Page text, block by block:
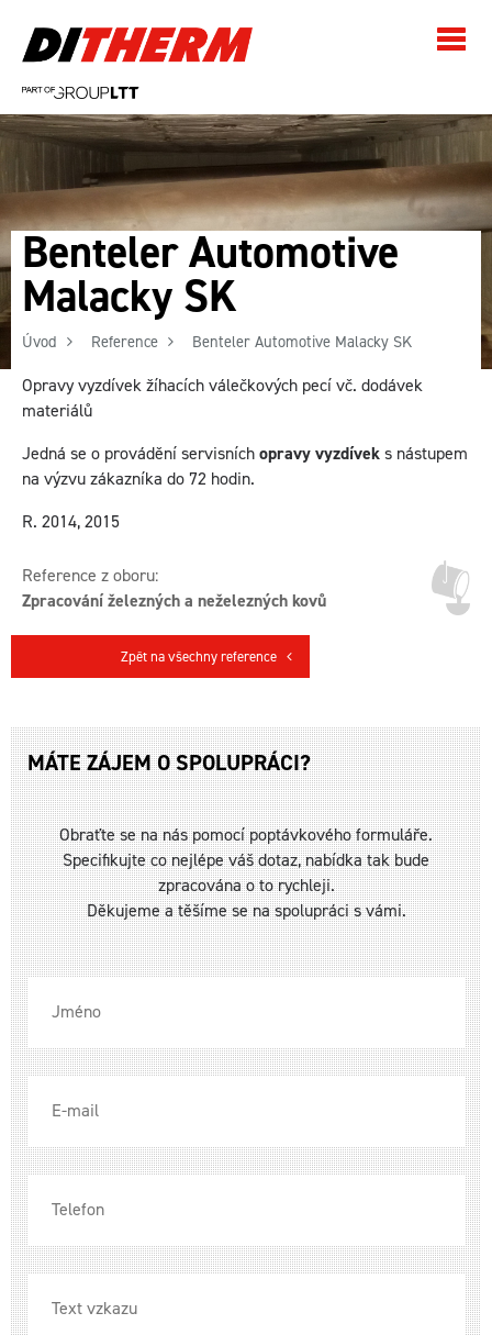
Benteler Automotive
Malacky SK
Úvod Reference Benteler Automotive Malacky SK
Opravy vyzdívek žíhacích válečkových pecí vč. dodávek
materiálů
Jedná se o provádění servisníchopravy vyzdíveks nástupem
na výzvu zákazníka do 72 hodin.
R. 2014, 2015
Reference z oboru:
Zpracování železných a neželezných kovů
Zpět na všechny reference
MÁTE ZÁJEM O SPOLUPRÁCI?
Obraťte se na nás pomocí poptávkového formuláře.
Specifikujte co nejlépe váš dotaz, nabídka tak bude
zpracována o to rychleji.
Děkujeme a těšíme se na spolupráci s vámi.